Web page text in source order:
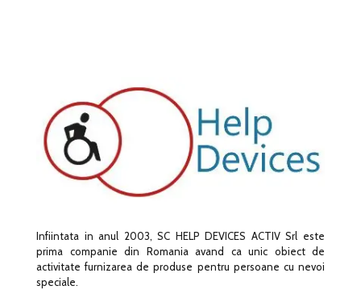
Infiintata in anul 2003, SC HELP DEVICES ACTIV Srl este
prima companie din Romania avand ca unic obiect de
activitate furnizarea de produse pentru persoane cu nevoi
speciale.